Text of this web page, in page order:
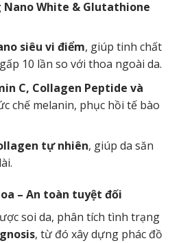
Nano White & Glutathione
siêu vi điểm, giúp tinh chất
10 lần so với thoa ngoài da.
C, Collagen Peptide và
chế melanin, phục hồi tế bào
tự nhiên, giúp da săn
– An toàn tuyệt đối
soi da, phân tích tình trạng
, từ đó xây dựng phác đồ